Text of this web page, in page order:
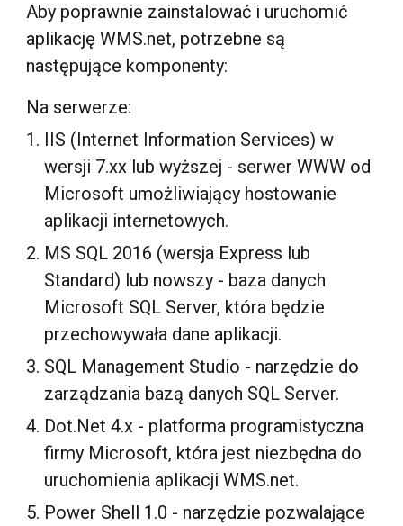
Aby poprawnie zainstalować i uruchomić
aplikację WMS.net, potrzebne są
następujące komponenty:
Na serwerze:
IIS (Internet Information Services) w
wersji 7.xx lub wyższej - serwer WWW od
Microsoft umożliwiający hostowanie
aplikacji internetowych.
MS SQL 2016 (wersja Express lub
Standard) lub nowszy - baza danych
Microsoft SQL Server, która będzie
przechowywała dane aplikacji.
SQL Management Studio - narzędzie do
zarządzania bazą danych SQL Server.
Dot.Net 4.x - platforma programistyczna
firmy Microsoft, która jest niezbędna do
uruchomienia aplikacji WMS.net.
Power Shell 1.0 - narzędzie pozwalające